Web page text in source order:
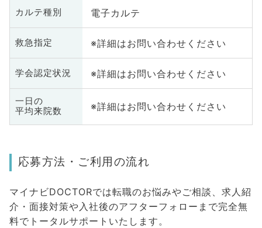
カルテ種別 電子カルテ
救急指定 ※詳細はお問い合わせください
学会認定状況 ※詳細はお問い合わせください
一日の
平均来院数
※詳細はお問い合わせください
応募方法・ご利用の流れ
マイナビDOCTORでは転職のお悩みやご相談、求人紹
介・面接対策や入社後のアフターフォローまで完全無
料でトータルサポートいたします。